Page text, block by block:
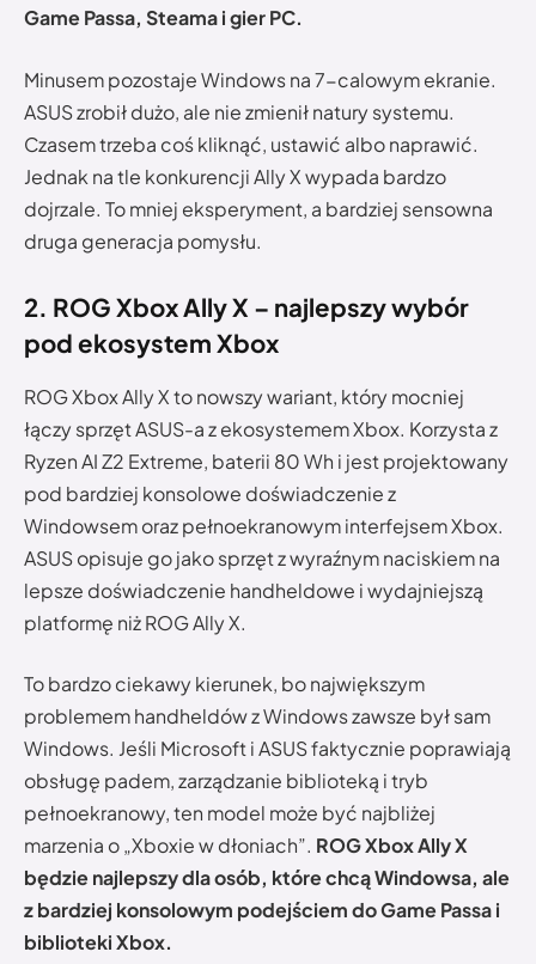
Game Passa, Steama i gier PC.
Minusem pozostaje Windows na 7-calowym ekranie.
ASUS zrobił dużo, ale nie zmienił natury systemu.
Czasem trzeba coś kliknąć, ustawić albo naprawić.
Jednak na tle konkurencji Ally X wypada bardzo
dojrzale. To mniej eksperyment, a bardziej sensowna
druga generacja pomysłu.
2. ROG Xbox Ally X – najlepszy wybór
pod ekosystem Xbox
ROG Xbox Ally X to nowszy wariant, który mocniej
łączy sprzęt ASUS-a z ekosystemem Xbox. Korzysta z
Ryzen AI Z2 Extreme, baterii 80 Wh i jest projektowany
pod bardziej konsolowe doświadczenie z
Windowsem oraz pełnoekranowym interfejsem Xbox.
ASUS opisuje go jako sprzęt z wyraźnym naciskiem na
lepsze doświadczenie handheldowe i wydajniejszą
platformę niż ROG Ally X.
To bardzo ciekawy kierunek, bo największym
problemem handheldów z Windows zawsze był sam
Windows. Jeśli Microsoft i ASUS faktycznie poprawiają
obsługę padem, zarządzanie biblioteką i tryb
pełnoekranowy, ten model może być najbliżej
marzenia o „Xboxie w dłoniach”. ROG Xbox Ally X
będzie najlepszy dla osób, które chcą Windowsa, ale
z bardziej konsolowym podejściem do Game Passa i
biblioteki Xbox.